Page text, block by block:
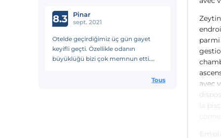
8.3 Pinar
sept. 2021
Otelde geçirdiğimiz üç gün gayet
keyifli geçti. Özellikle odanın
büyüklüğü bizi çok memnun etti.
Tous
parmi
avec
la